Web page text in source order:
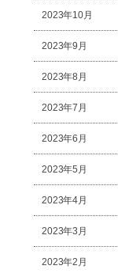
2023年10月
2023年9月
2023年8月
2023年7月
2023年6月
2023年5月
2023年4月
2023年3月
2023年2月